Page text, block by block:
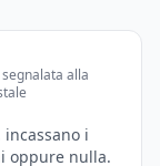
alla
i
oppure nulla.